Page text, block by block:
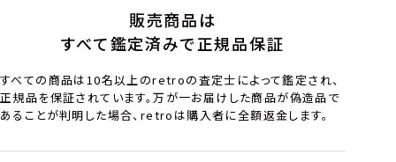
販売商品は
すべて鑑定済みで正規品保証
すべての商品は10名以上のretroの査定士によって鑑定され、
正規品を保証されています。万が一お届けした商品が偽造品で
あることが判明した場合、retroは購入者に全額返金します。